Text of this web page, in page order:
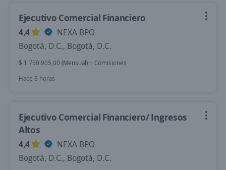
Ejecutivo Comercial Financiero
4,4
NEXA BPO
Bogotá, D.C., Bogotá, D.C.
$ 1.750.905,00 (Mensual) + Comisiones
Hace 8 horas
Ejecutivo Comercial Financiero/ Ingresos
Altos
4,4
NEXA BPO
Bogotá, D.C., Bogotá, D.C.